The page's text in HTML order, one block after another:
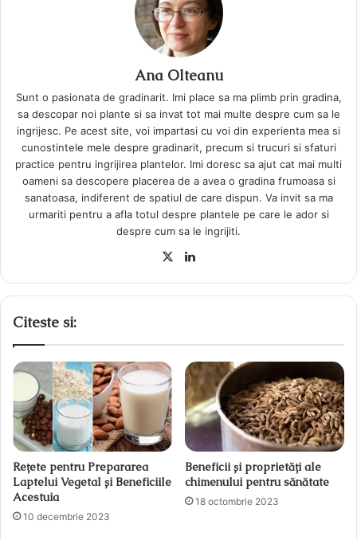
Ana Olteanu
Sunt o pasionata de gradinarit. Imi place sa ma plimb prin gradina,
sa descopar noi plante si sa invat tot mai multe despre cum sa le
ingrijesc. Pe acest site, voi impartasi cu voi din experienta mea si
cunostintele mele despre gradinarit, precum si trucuri si sfaturi
practice pentru ingrijirea plantelor. Imi doresc sa ajut cat mai multi
oameni sa descopere placerea de a avea o gradina frumoasa si
sanatoasa, indiferent de spatiul de care dispun. Va invit sa ma
urmariti pentru a afla totul despre plantele pe care le ador si
despre cum sa le ingrijiti.
X
Citeste si:
Rețete pentru Prepararea
Laptelui Vegetal și Beneficiile
Acestuia
10 decembrie 2023
Beneficii și proprietăți ale
chimenului pentru sănătate
18 octombrie 2023